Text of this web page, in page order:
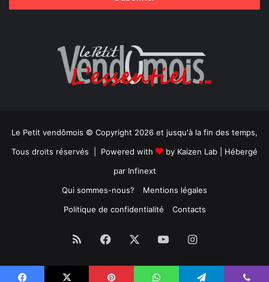
Le Petit vendômois © Copyright 2026 et jusqu'à la fin des temps,
Tous droits réservés | Powered with
by Kaizen Lab | Hébergé
par Infinext
Qui sommes-nous?
Mentions légales
Politique de confidentialité
Contacts
RSS Facebook YouTubeInstagram